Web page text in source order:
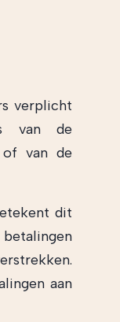
verplicht
van de
of van de
dit
aan